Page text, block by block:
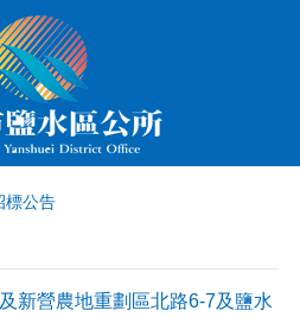
標公告
新營農地重劃區北路6-7及鹽水